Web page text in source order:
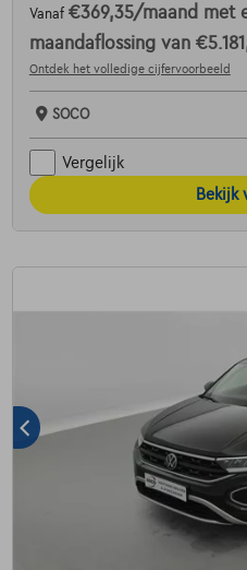
Vanaf €369,35/maand met
maandaflossing van
Ontdek het volledige cijfervoorbeeld
SOCO
Vergelijk
Bekijk